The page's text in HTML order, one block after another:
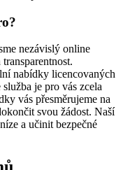
nezávislý online
nabídky licencovaných
je pro vás zcela
vás přesměrujeme na
svou žádost. Naší
a učinit bezpečné